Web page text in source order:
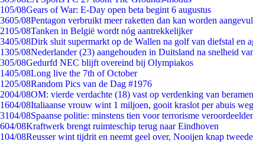
105/08Gears of War: E-Day open beta begint 6 augustus
3605/08Pentagon verbruikt meer raketten dan kan worden
2105/08Tanken in België wordt nóg aantrekkelijker
3405/08Dirk sluit supermarkt op de Wallen na golf van diefstal en
1305/08Nederlander (23) aangehouden in Duitsland na snelheid
305/08Gedurfd NEC blijft overeind bij Olympiakos
1405/08Long live the 7th of October
1205/08Random Pics van de Dag #1976
2004/08OM: vierde verdachte (18) vast op verdenking van
1604/08Italiaanse vrouw wint 1 miljoen, gooit kraslot per abuis weg
3104/08Spaanse politie: minstens tien voor terrorisme
604/08Kraftwerk brengt ruimteschip terug naar Eindhoven
104/08Reusser wint tijdrit en neemt geel over, Nooijen knap tweede